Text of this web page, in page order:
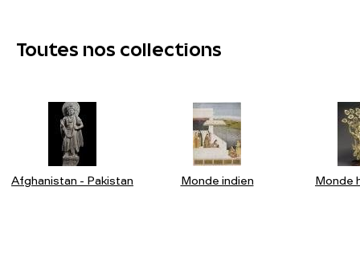
Toutes nos collections
Afghanistan - Pakistan Monde indien Monde